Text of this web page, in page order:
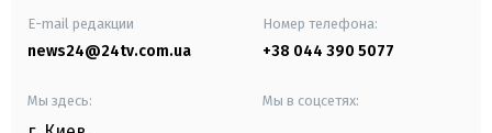
E-mail редакции
news24@24tv.com.ua
Номер телефона:
+38 044 390 5077
Мы здесь: Мы в соцсетях: